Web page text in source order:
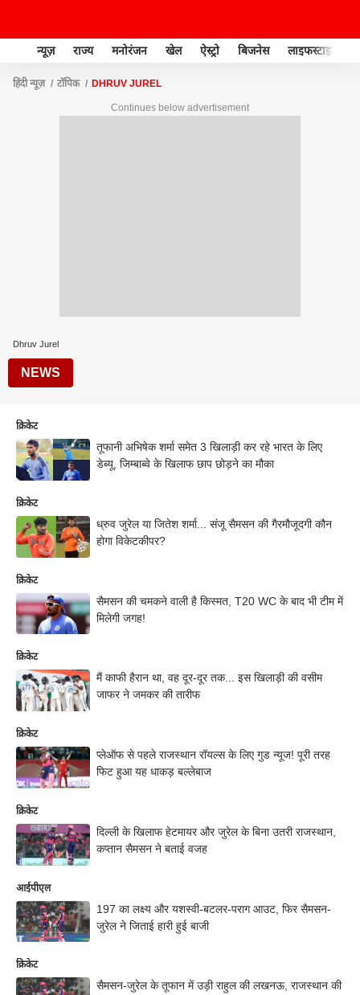
न्यूज़ राज्य मनोरंजन खेल ऐस्ट्रो बिजनेस लाइफस्टाइल
हिंदी न्यूज़ टॉपिक DHRUV JUREL
Continues below advertisement
Dhruv Jurel
NEWS
क्रिकेट
तूफानी अभिषेक शर्मा समेत 3 खिलाड़ी कर रहे भारत के लिए
डेब्यू, जिम्बाब्वे के खिलाफ छाप छोड़ने का मौका
क्रिकेट
ध्रुव जुरेल या जितेश शर्मा... संजू सैमसन की गैरमौजूदगी कौन
होगा विकेटकीपर?
क्रिकेट
सैमसन की चमकने वाली है किस्मत, T20 WC के बाद भी टीम में
मिलेगी जगह!
क्रिकेट
मैं काफी हैरान था, वह दूर-दूर तक... इस खिलाड़ी की वसीम
जाफर ने जमकर की तारीफ
क्रिकेट
प्लेऑफ से पहले राजस्थान रॉयल्स के लिए गुड न्यूज! पूरी तरह
फिट हुआ यह धाकड़ बल्लेबाज
क्रिकेट
दिल्ली के खिलाफ हेटमायर और जुरेल के बिना उतरी राजस्थान,
कप्तान सैमसन ने बताई वजह
आईपीएल
197 का लक्ष्य और यशस्वी-बटलर-पराग आउट, फिर सैमसन-
जुरेल ने जिताई हारी हुई बाजी
क्रिकेट
सैमसन-जुरेल के तूफान में उड़ी राहुल की लखनऊ, राजस्थान की